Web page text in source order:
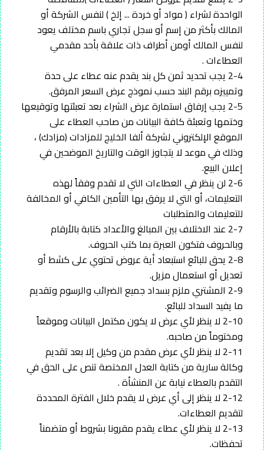
الواحدة لشراء ( مواد أو خردة ... إلخ ) لنفس الشركة أو
المالك بأكثر من إسم أو سجل تجاري باسم مختلف يعود
لنفس المالك أومن أطراف ذات علاقة بأحد مقدمي
العطاءات .
2-4 يجب تحديد ثمن كل بند يقدم عنه عطاء على حدة
وتمييزه برقم البند حسب نموذج عرض السعر المرفق.
2-5 يجب إرفاق استمارة عرض الشراء بعد تعبئتها وتوقيعها
وختمها وتعبئة كافة البيانات من صاحب العطاء على
الموقع الإلكتروني لشركة ألفا الخليج للمزادات (مزادك) ،
وذلك في موعد لا يتجاوز الوقت والتاريخ الموضحين في
إعلان البيع.
2-6 لن ينظر في العطاءات التي لا تقدم وفقاً لهذه
التعليمات، أو التي لا يرفق بها التأمين الكافي أو المخالفة
للتعليمات والمتطلبات
2-7 عند الاختلاف بين المبالغ والأعداد كتابة بالأرقام
وبالحروف فتكون العبرة بما كتب الحروف.
2-8 يحق للبائع استبعاد أية عروض تحتوي على كشط أو
تعديل أو استعمال مزيل.
2-9 المشتري ملزم بسداد جميع الضرائب والرسوم وتقديم
ما يفيد السداد للبائع.
2-10 لا ينظر لأي عرض لا يكون مكتمل البيانات وموقعاً
ومختوماً من صاحبه.
2-11 لا ينظر لأي عرض مقدم من وكيل إلا بعد تقديم
وكالة سارية من كتابة العدل المختصة تنص على الحق في
التقدم بالعطاء نيابة عن المنشأة .
2-12 لا ينظر إلى أي عرض لا يقدم خلال الفترة المحددة
لتقديم العطاءات.
2-13 لا ينظر لأي عطاء يقدم مقرونا بشروط أو متضمناً
تحفظات.